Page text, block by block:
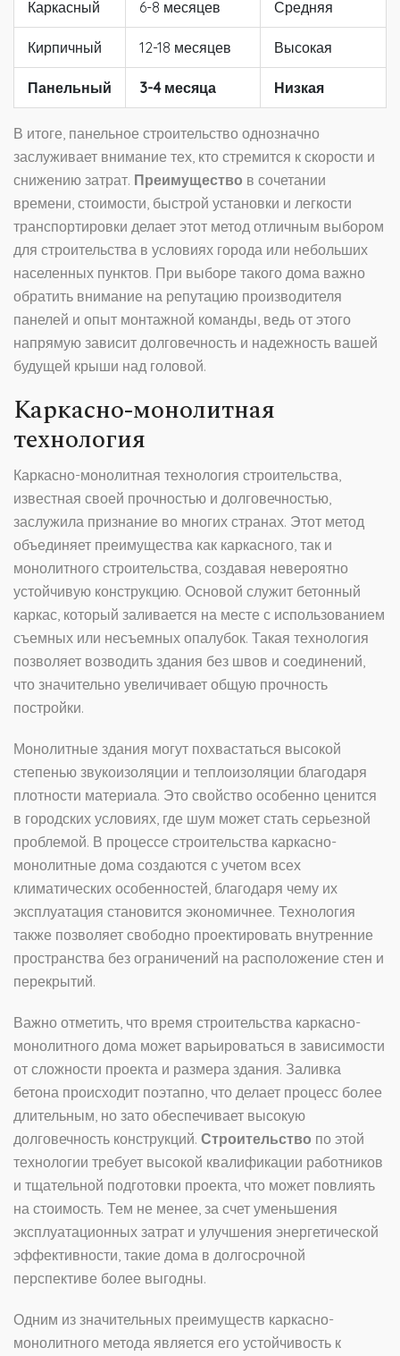
Каркасный 6-8 месяцев Средняя
Кирпичный 12-18 месяцев Высокая
Панельный 3-4 месяца Низкая
В итоге, панельное строительство однозначно
заслуживает внимание тех, кто стремится к скорости и
снижению затрат. Преимущество в сочетании
времени, стоимости, быстрой установки и легкости
транспортировки делает этот метод отличным выбором
для строительства в условиях города или небольших
населенных пунктов. При выборе такого дома важно
обратить внимание на репутацию производителя
панелей и опыт монтажной команды, ведь от этого
напрямую зависит долговечность и надежность вашей
будущей крыши над головой.
Каркасно-монолитная
технология
Каркасно-монолитная технология строительства,
известная своей прочностью и долговечностью,
заслужила признание во многих странах. Этот метод
объединяет преимущества как каркасного, так и
монолитного строительства, создавая невероятно
устойчивую конструкцию. Основой служит бетонный
каркас, который заливается на месте с использованием
съемных или несъемных опалубок. Такая технология
позволяет возводить здания без швов и соединений,
что значительно увеличивает общую прочность
постройки.
Монолитные здания могут похвастаться высокой
степенью звукоизоляции и теплоизоляции благодаря
плотности материала. Это свойство особенно ценится
в городских условиях, где шум может стать серьезной
проблемой. В процессе строительства каркасно-
монолитные дома создаются с учетом всех
климатических особенностей, благодаря чему их
эксплуатация становится экономичнее. Технология
также позволяет свободно проектировать внутренние
пространства без ограничений на расположение стен и
перекрытий.
Важно отметить, что время строительства каркасно-
монолитного дома может варьироваться в зависимости
от сложности проекта и размера здания. Заливка
бетона происходит поэтапно, что делает процесс более
длительным, но зато обеспечивает высокую
долговечность конструкций. Строительство по этой
технологии требует высокой квалификации работников
и тщательной подготовки проекта, что может повлиять
на стоимость. Тем не менее, за счет уменьшения
эксплуатационных затрат и улучшения энергетической
эффективности, такие дома в долгосрочной
перспективе более выгодны.
Одним из значительных преимуществ каркасно-
монолитного метода является его устойчивость к